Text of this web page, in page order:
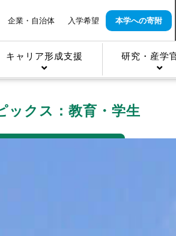
企業・自治体 入学希望
本学への寄附
キャリア形成支援 研究・産学
ックス：教育・学生